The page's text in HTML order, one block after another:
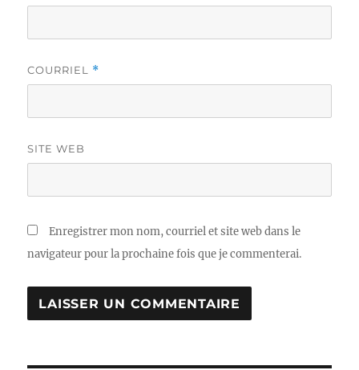
COURRIEL *
SITE WEB
Enregistrer mon nom, courriel et site web dans le
navigateur pour la prochaine fois que je commenterai.